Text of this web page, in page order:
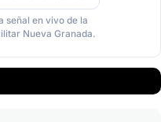
señal en vivo de la
Nueva Granada.